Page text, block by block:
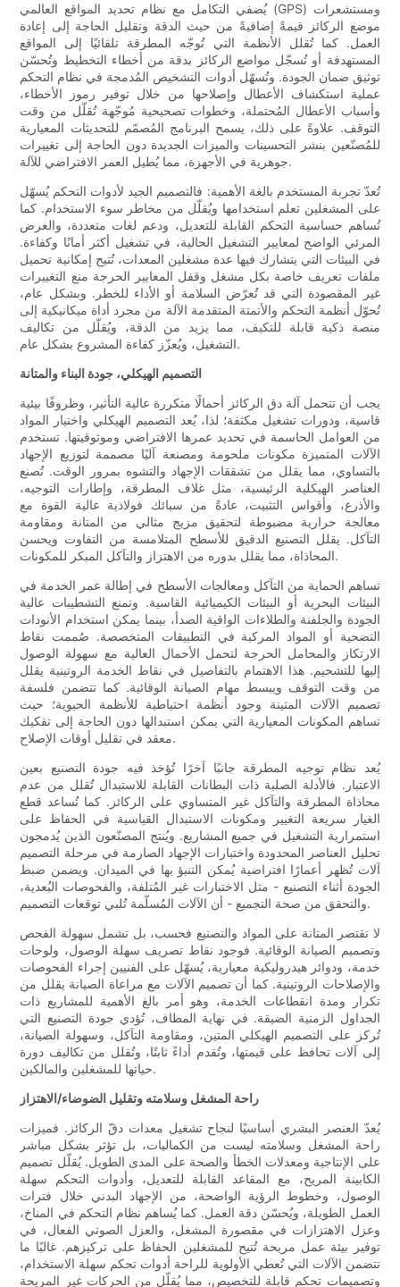
يُضفي التكامل مع نظام تحديد المواقع العالمي (GPS) ومستشعرات
موضع الركائز قيمةً إضافيةً من حيث الدقة وتقليل الحاجة إلى إعادة
العمل. كما تُقلل الأنظمة التي تُوجّه المطرقة تلقائيًا إلى المواقع
المستهدفة أو تُسجّل مواضع الركائز بدقة من أخطاء التخطيط وتُحسّن
توثيق ضمان الجودة. وتُسهّل أدوات التشخيص المُدمجة في نظام التحكم
عملية استكشاف الأعطال وإصلاحها من خلال توفير رموز الأخطاء،
وأسباب الأعطال المُحتملة، وخطوات تصحيحية مُوجّهة تُقلّل من وقت
التوقف. علاوةً على ذلك، يسمح البرنامج المُصمّم للتحديثات المعيارية
للمُصنّعين بنشر التحسينات والميزات الجديدة دون الحاجة إلى تغييرات
جوهرية في الأجهزة، مما يُطيل العمر الافتراضي للآلة.
تُعدّ تجربة المستخدم بالغة الأهمية: فالتصميم الجيد لأدوات التحكم يُسهّل
على المشغلين تعلم استخدامها ويُقلّل من مخاطر سوء الاستخدام. كما
تُساهم حساسية التحكم القابلة للتعديل، ودعم لغات متعددة، والعرض
المرئي الواضح لمعايير التشغيل الحالية، في تشغيل أكثر أمانًا وكفاءة.
في البيئات التي يتشارك فيها عدة مشغلين المعدات، تُتيح إمكانية تحميل
ملفات تعريف خاصة بكل مشغل وقفل المعايير الحرجة منع التغييرات
غير المقصودة التي قد تُعرّض السلامة أو الأداء للخطر. وبشكل عام،
تُحوّل أنظمة التحكم والأتمتة المتقدمة الآلة من مجرد أداة ميكانيكية إلى
منصة ذكية قابلة للتكيف، مما يزيد من الدقة، ويُقلّل من تكاليف
التشغيل، ويُعزّز كفاءة المشروع بشكل عام.
التصميم الهيكلي، جودة البناء والمتانة
يجب أن تتحمل آلة دق الركائز أحمالًا متكررة عالية التأثير، وظروفًا بيئية
قاسية، ودورات تشغيل مكثفة؛ لذا، يُعد التصميم الهيكلي واختيار المواد
من العوامل الحاسمة في تحديد عمرها الافتراضي وموثوقيتها. تستخدم
الآلات المتميزة مكونات ملحومة ومصنعة آليًا مصممة لتوزيع الإجهاد
بالتساوي، مما يقلل من تشققات الإجهاد والتشوه بمرور الوقت. تُصنع
العناصر الهيكلية الرئيسية، مثل غلاف المطرقة، وإطارات التوجيه،
والأذرع، وأقواس التثبيت، عادةً من سبائك فولاذية عالية القوة مع
معالجة حرارية مضبوطة لتحقيق مزيج مثالي من المتانة ومقاومة
التآكل. يقلل التصنيع الدقيق للأسطح المتلامسة من التفاوت ويحسن
المحاذاة، مما يقلل بدوره من الاهتزاز والتآكل المبكر للمكونات.
تساهم الحماية من التآكل ومعالجات الأسطح في إطالة عمر الخدمة في
البيئات البحرية أو البيئات الكيميائية القاسية. وتمنع التشطيبات عالية
الجودة والجلفنة والطلاءات الواقية الصدأ، بينما يمكن استخدام الأنودات
التضحية أو المواد المركبة في التطبيقات المتخصصة. صُممت نقاط
الارتكاز والمحامل الحرجة لتحمل الأحمال العالية مع سهولة الوصول
إليها للتشحيم. هذا الاهتمام بالتفاصيل في نقاط الخدمة الروتينية يقلل
من وقت التوقف ويبسط مهام الصيانة الوقائية. كما تتضمن فلسفة
تصميم الآلات المتينة وجود أنظمة احتياطية للأنظمة الحيوية؛ حيث
تساهم المكونات المعيارية التي يمكن استبدالها دون الحاجة إلى تفكيك
معقد في تقليل أوقات الإصلاح.
يُعد نظام توجيه المطرقة جانبًا آخرًا تُؤخذ فيه جودة التصنيع بعين
الاعتبار. فالأدلة الصلبة ذات البطانات القابلة للاستبدال تُقلل من عدم
محاذاة المطرقة والتآكل غير المتساوي على الركائز. كما تُساعد قطع
الغيار سريعة التغيير ومكونات الاستبدال القياسية في الحفاظ على
استمرارية التشغيل في جميع المشاريع. ويُنتج المصنّعون الذين يُدمجون
تحليل العناصر المحدودة واختبارات الإجهاد الصارمة في مرحلة التصميم
آلات تُظهر أعمارًا افتراضية يُمكن التنبؤ بها في الميدان. ويضمن ضبط
الجودة أثناء التصنيع - مثل الاختبارات غير المُتلفة، والفحوصات البُعدية،
والتحقق من صحة التجميع - أن الآلات المُسلّمة تُلبي توقعات التصميم.
لا تقتصر المتانة على المواد والتصنيع فحسب، بل تشمل سهولة الفحص
وتصميم الصيانة الوقائية. فوجود نقاط تصريف سهلة الوصول، ولوحات
خدمة، ودوائر هيدروليكية معيارية، يُسهّل على الفنيين إجراء الفحوصات
والإصلاحات الروتينية. كما أن تصميم الآلات مع مراعاة الصيانة يقلل من
تكرار ومدة انقطاعات الخدمة، وهو أمر بالغ الأهمية للمشاريع ذات
الجداول الزمنية الضيقة. في نهاية المطاف، تُؤدي جودة التصنيع التي
تُركز على التصميم الهيكلي المتين، ومقاومة التآكل، وسهولة الصيانة،
إلى آلات تحافظ على قيمتها، وتُقدم أداءً ثابتًا، وتُقلل من تكاليف دورة
حياتها للمشغلين والمالكين.
راحة المشغل وسلامته وتقليل الضوضاء/الاهتزاز
يُعدّ العنصر البشري أساسيًا لنجاح تشغيل معدات دقّ الركائز. فميزات
راحة المشغل وسلامته ليست من الكماليات، بل تؤثر بشكل مباشر
على الإنتاجية ومعدلات الخطأ والصحة على المدى الطويل. يُقلّل تصميم
الكابينة المريح، مع المقاعد القابلة للتعديل، وأدوات التحكم سهلة
الوصول، وخطوط الرؤية الواضحة، من الإجهاد البدني خلال فترات
العمل الطويلة، ويُحسّن دقة العمل. كما يُساهم نظام التحكم في المناخ،
وعزل الاهتزازات في مقصورة المشغل، والعزل الصوتي الفعال، في
توفير بيئة عمل مريحة تُتيح للمشغلين الحفاظ على تركيزهم. غالبًا ما
تتضمن الآلات التي تُعطي الأولوية للراحة أدوات تحكم سهلة الاستخدام،
وتصميمات تحكم قابلة للتخصيص، مما يُقلّل من الحركات غير المريحة